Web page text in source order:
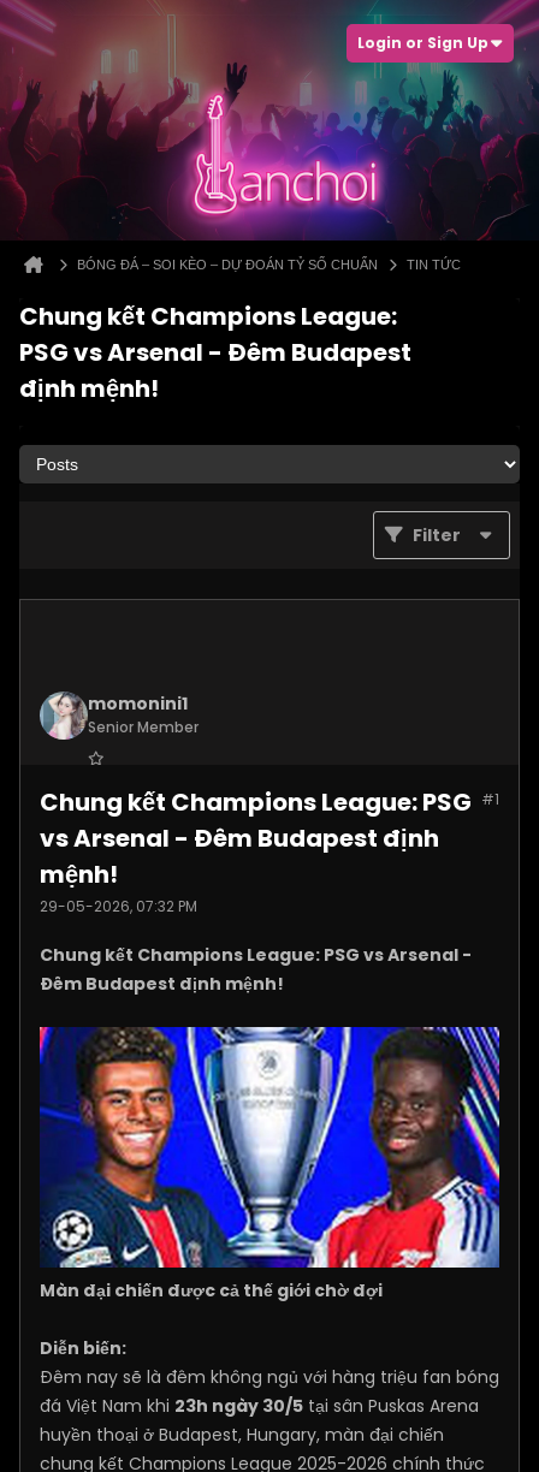
Login or Sign Up
BÓNG ĐÁ – SOI KÈO – DỰ ĐOÁN TỶ SỐ CHUẨN TIN TỨC
Chung kết Champions League:
PSG vs Arsenal - Đêm Budapest
định mệnh!
Filter
momonini1
Senior Member
Posts:5399 #1
Chung kết Champions League: PSG
vs Arsenal - Đêm Budapest định
mệnh!
29-05-2026, 07:32 PM
Chung kết Champions League: PSG vs Arsenal -
Đêm Budapest định mệnh!
Màn đại chiến được cả thế giới chờ đợi
Diễn biến:
Đêm nay sẽ là đêm không ngủ với hàng triệu fan bóng
đá Việt Nam khi 23h ngày 30/5 tại sân Puskas Arena
huyền thoại ở Budapest, Hungary, màn đại chiến
chung kết Champions League 2025-2026 chính thức